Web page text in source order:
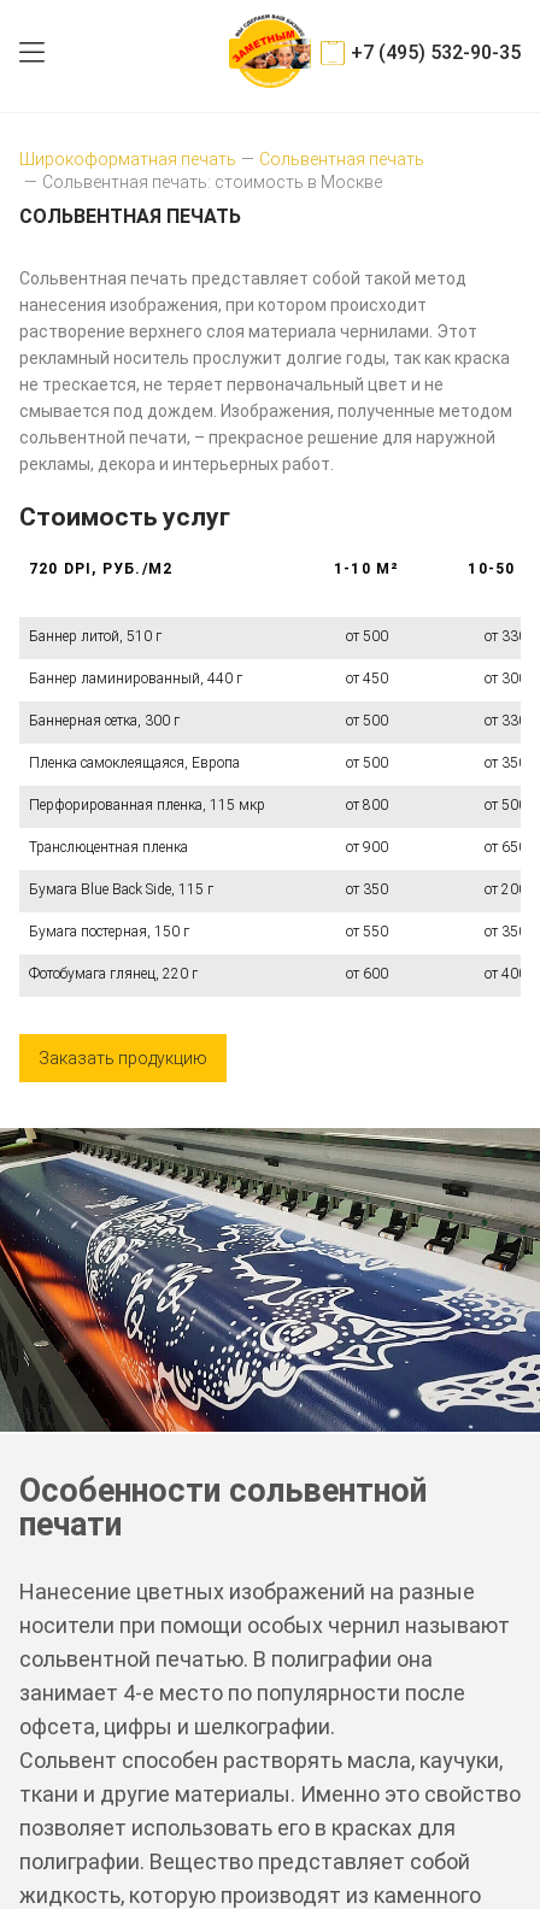
+7 (495) 532-90-35
Широкоформатная печать — Сольвентная печать
— Сольвентная печать: стоимость в Москве
СОЛЬВЕНТНАЯ ПЕЧАТЬ
Сольвентная печать представляет собой такой метод
нанесения изображения, при котором происходит
растворение верхнего слоя материала чернилами. Этот
рекламный носитель прослужит долгие годы, так как краска
не трескается, не теряет первоначальный цвет и не
смывается под дождем. Изображения, полученные методом
сольвентной печати, – прекрасное решение для наружной
рекламы, декора и интерьерных работ.
Стоимость услуг
720 DPI, РУБ./М2
Баннер литой, 510 г
Баннер ламинированный, 440 г
Баннерная сетка, 300 г
Пленка самоклеящаяся, Европа
Перфорированная пленка, 115 мкр
Транслюцентная пленка
Бумага Blue Back Side, 115 г
Бумага постерная, 150 г
Фотобумага глянец, 220 г
1-10 М²
от 500
от 450
от 500
от 500
от 800
от 900
от 350
от 550
от 600
10-50
от 330
от 300
от 330
от 350
от 500
от 650
от 200
от 350
от 400
Заказать продукцию
Особенности сольвентной
печати
Нанесение цветных изображений на разные
носители при помощи особых чернил называют
сольвентной печатью. В полиграфии она
занимает 4-е место по популярности после
офсета, цифры и шелкографии.
Сольвент способен растворять масла, каучуки,
ткани и другие материалы. Именно это свойство
позволяет использовать его в красках для
полиграфии. Вещество представляет собой
жидкость, которую производят из каменного